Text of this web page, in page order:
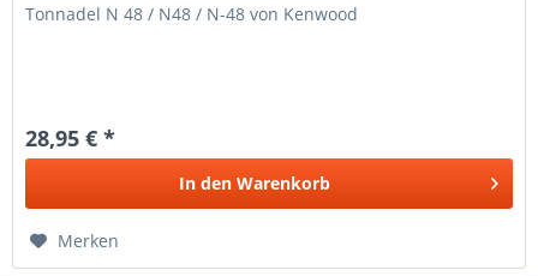
Tonnadel N 48 / N48 / N-48 von Kenwood
28,95 € *
In den Warenkorb
Merken